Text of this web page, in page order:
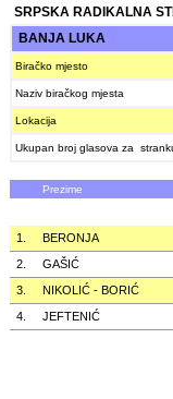
SRPSKA RADIKALNA
BANJA LUKA
Biračko mjesto
Naziv biračkog mjesta
Lokacija
Ukupan broj glasova za
Prezime
1. BERONJA
2.
GAŠIĆ
3.
NIKOLIĆ - BORIĆ
4.
JEFTENIĆ